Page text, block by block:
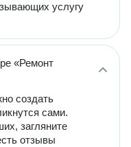
услугу
«Ремонт
создать
сами.
загляните
отзывы